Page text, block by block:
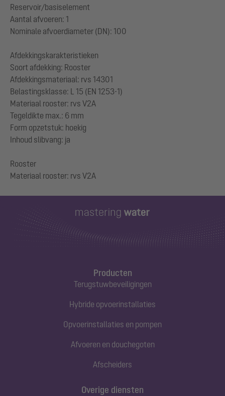
Reservoir/basiselement
Aantal afvoeren: 1
Nominale afvoerdiameter (DN): 100
Afdekkingskarakteristieken
Soort afdekking: Rooster
Afdekkingsmateriaal: rvs 14301
Belastingsklasse: L 15 (EN 1253-1)
Materiaal rooster: rvs V2A
Tegeldikte max.: 6 mm
Form opzetstuk: hoekig
Inhoud slibvang: ja
Rooster
Producten
Terugstuwbeveiligingen
Hybride opvoerinstallaties
Opvoerinstallaties en pompen
Afvoeren en douchegoten
Afscheiders
Overige diensten